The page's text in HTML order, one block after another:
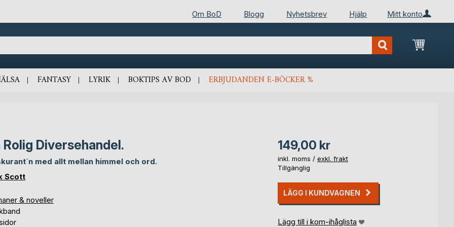
Mitt konto
Om BoD Blogg Nyhetsbrev Hjälp
Min
FANTASY LYRIK BOKTIPS AV BOD ERBJUDANDEN E-BÖCKER %
Rolig Diversehandel.
med allt mellan himmel och ord.
Scott
& noveller
149,00 kr
inkl. moms / exkl. frakt
Tillgänglig
LÄGG I KUNDVAGNEN
Lägg till i kom-ihåglista